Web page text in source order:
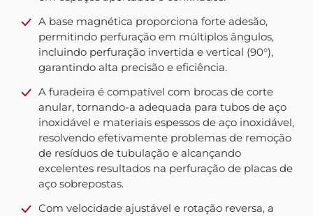
A base magnética proporciona forte adesão,
permitindo perfuração em múltiplos ângulos,
incluindo perfuração invertida e vertical (90°),
garantindo alta precisão e eficiência.
A furadeira é compatível com brocas de corte
anular, tornando-a adequada para tubos de aço
inoxidável e materiais espessos de aço inoxidável,
resolvendo efetivamente problemas de remoção
de resíduos de tubulação e alcançando
excelentes resultados na perfuração de placas de
aço sobrepostas.
Com velocidade ajustável e rotação reversa, a